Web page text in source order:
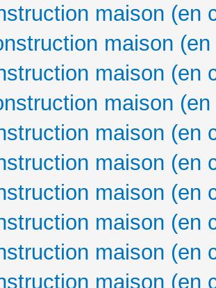
maison (en
maison
maison (en
maison
maison (en
maison (en
maison (en
maison (en
maison (en
maison (en